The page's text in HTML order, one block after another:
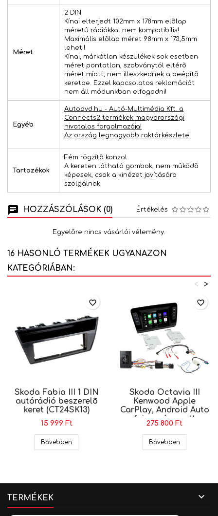
Méret
2 DIN
Kínai elterjedt 102mm x 178mm elõlap
méretû rádiókkal nem kompatibilis!
Maximális elõlap méret 98mm x 173,5mm
lehet!!
Kínai, márkátlan készülékek sok esetben
méret pontatlan, szabványtól eltérõ
méret miatt, nem illeszkednek a beépítõ
keretbe. Ezzel kapcsolatos reklamációt
nem áll módunkban elfogadni!
Egyéb
Autodvd.hu - Autó-Multimédia Kft. a
Connects2 termékek magyarországi
hivatalos forgalmazója!
Az ország legnagyobb raktárkészlete!
Tartozékok
Fém rögzítõ konzol
A kereten látható gombok, nem mûködõ
képesek, csak a kinézet javítására
szolgálnak.
HOZZÁSZÓLÁSOK (0) Értékelés
Egyelőre nincs vásárlói vélemény.
16 HASONLÓ TERMÉKEK UGYANAZON
KATEGÓRIÁBAN:
>
<
Skoda Fabia III 1 DIN
autórádió beszerelõ
keret (CT24SK13)
15 999 Ft
Bővebben Skoda Fabia III 1 DIN autórádió beszerelõ keret
favorite_border
Skoda Octavia III
Kenwood Apple
CarPlay, Android Auto
fejegység szett
275 800 Ft
Bővebben
favorite_border
TERMÉKEK 